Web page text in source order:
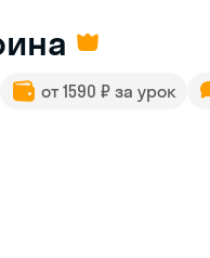
от 1590 ₽ за урок